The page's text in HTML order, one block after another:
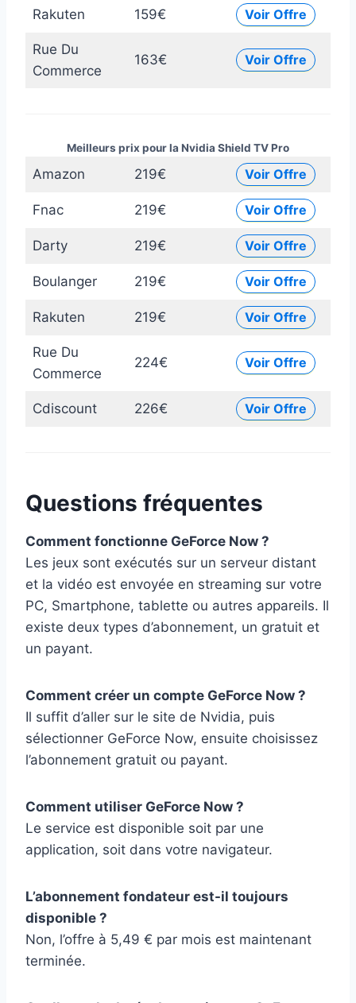
Rakuten 159€ Voir Offre
Rue Du
Commerce
163€ Voir Offre
Amazon 219€ Voir Offre
Fnac 219€ Voir Offre
Darty 219€ Voir Offre
Boulanger 219€ Voir Offre
Rakuten 219€ Voir Offre
Rue Du
Commerce
224€ Voir Offre
Cdiscount 226€ Voir Offre
Meilleurs prix pour la Nvidia Shield TV Pro
Questions fréquentes
Comment fonctionne GeForce Now ?
Les jeux sont exécutés sur un serveur distant
et la vidéo est envoyée en streaming sur votre
PC, Smartphone, tablette ou autres appareils. Il
existe deux types d’abonnement, un gratuit et
un payant.
Comment créer un compte GeForce Now ?
Il suffit d’aller sur le site de Nvidia, puis
sélectionner GeForce Now, ensuite choisissez
l’abonnement gratuit ou payant.
Comment utiliser GeForce Now ?
Le service est disponible soit par une
application, soit dans votre navigateur.
L’abonnement fondateur est-il toujours
disponible ?
Non, l’offre à 5,49 € par mois est maintenant
terminée.